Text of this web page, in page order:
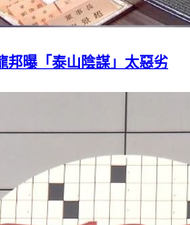
曝「泰山陰謀」太惡劣